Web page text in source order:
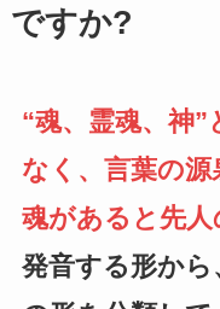
ですか?
“魂、霊魂、神
なく、言葉の
魂があると先人
発音する形か